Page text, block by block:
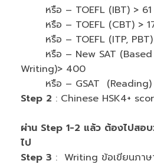
หรือ – TOEFL (IBT) > 61
หรือ – TOEFL (CBT) >
หรือ – TOEFL (ITP,
หรือ – New SAT (Based
Writing)> 400
หรือ – GSAT (Reading)
Step 2 : Chinese HSK4+
ผ่าน Step 1-2 แล้ว ต้องไปสอ
ไป
Step 3 : Writing ข้อเขียนภา